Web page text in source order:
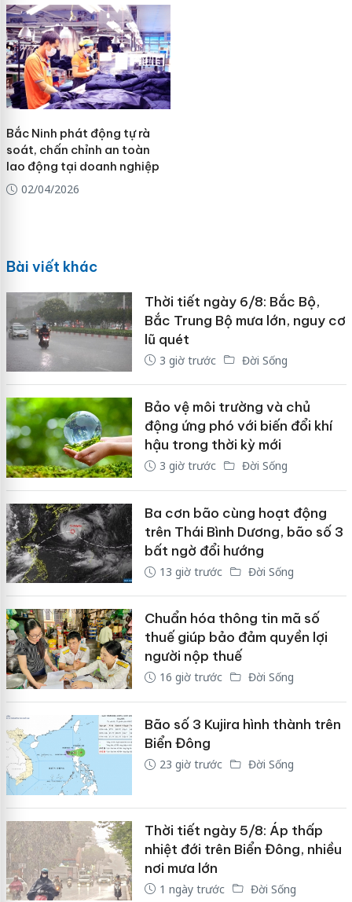
Bắc Ninh phát động tự rà
soát, chấn chỉnh an toàn
lao động tại doanh nghiệp
02/04/2026
Bài viết khác
Thời tiết ngày 6/8: Bắc Bộ,
Bắc Trung Bộ mưa lớn, nguy cơ
lũ quét
3 giờ trước Đời Sống
Bảo vệ môi trường và chủ
động ứng phó với biến đổi khí
hậu trong thời kỳ mới
3 giờ trước Đời Sống
Ba cơn bão cùng hoạt động
trên Thái Bình Dương, bão số 3
bất ngờ đổi hướng
13 giờ trước Đời Sống
Chuẩn hóa thông tin mã số
thuế giúp bảo đảm quyền lợi
người nộp thuế
16 giờ trước Đời Sống
Bão số 3 Kujira hình thành trên
Biển Đông
23 giờ trước Đời Sống
Thời tiết ngày 5/8: Áp thấp
nhiệt đới trên Biển Đông, nhiều
nơi mưa lớn
1 ngày trước Đời Sống